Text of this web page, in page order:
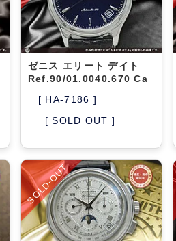
ゼニス エリート デイト
Ref.90/01.0040.670 Ca
[ HA-7186 ]
[ SOLD OUT ]
SOLD-OUT